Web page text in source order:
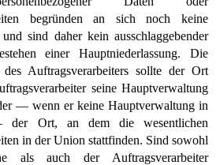
begründen an sich noch keine
sind daher kein ausschlaggebender
einer Hauptniederlassung. Die
des Auftragsverarbeiters sollte der Ort
seine Hauptverwaltung
— wenn er keine Hauptverwaltung in
Ort, an dem die wesentlichen
in der Union stattfinden. Sind sowohl
als auch der Auftragsverarbeiter